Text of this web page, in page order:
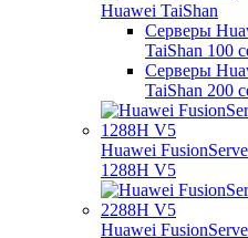
Huawei TaiShan
Серверы
TaiShan 100
Серверы
TaiShan 200
Huawei
1288H V5
Huawei